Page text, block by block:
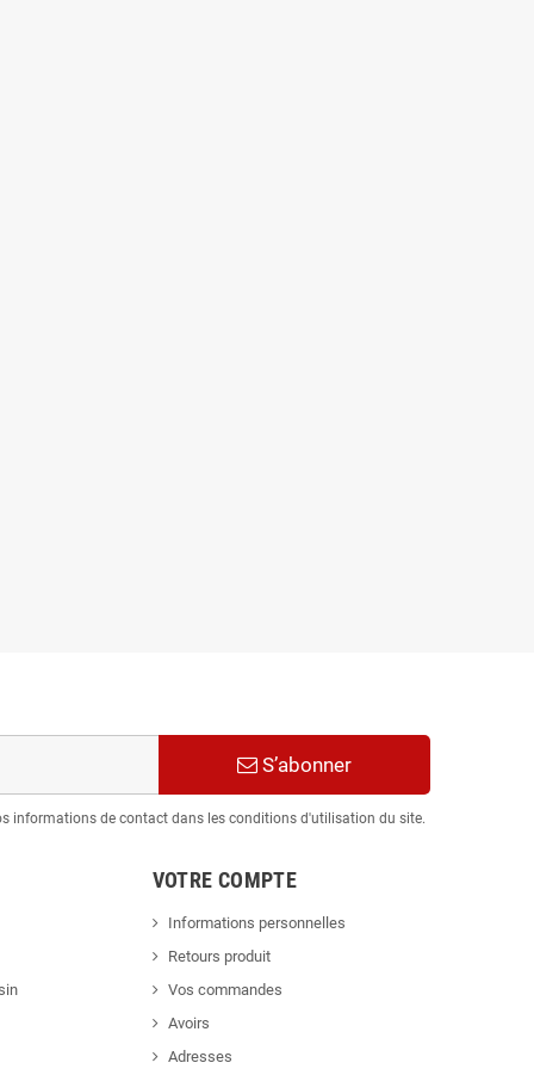
S’abonner
informations de contact dans les conditions d'utilisation du site.
VOTRE COMPTE
Informations personnelles
Retours produit
Vos commandes
Avoirs
Adresses